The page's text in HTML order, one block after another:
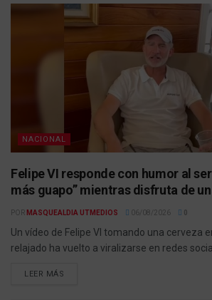
NACIONAL
Felipe VI responde con humor al
más guapo” mientras disfruta de
POR MASQUEALDIA UTMEDIOS 06/08/2026
Un vídeo de Felipe VI tomando una cerveza
relajado ha vuelto a viralizarse en redes
LEER MÁS